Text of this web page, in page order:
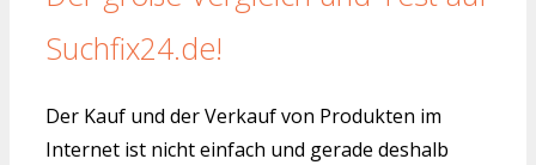
Suchfix24.de!
Der Kauf und der Verkauf von Produkten im
Internet ist nicht einfach und gerade deshalb